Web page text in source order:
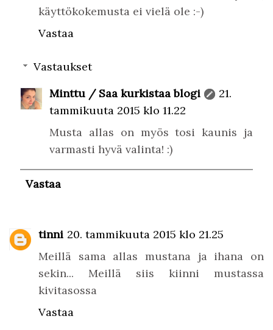
käyttökokemusta ei vielä ole :-)
Vastaa
Vastaukset
Minttu / Saa kurkistaa blogi
21.
tammikuuta 2015 klo 11.22
Musta allas on myös tosi kaunis ja
varmasti hyvä valinta! :)
Vastaa
tinni 20. tammikuuta 2015 klo 21.25
Meillä sama allas mustana ja ihana on
sekin... Meillä siis kiinni mustassa
kivitasossa
Vastaa